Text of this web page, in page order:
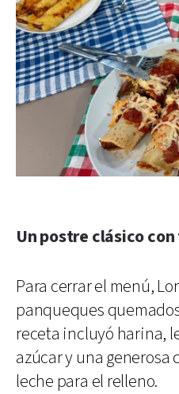
Un postre clásico
Para cerrar el menú,
panqueques
receta incluyó harina,
azúcar y una
leche para el relleno.